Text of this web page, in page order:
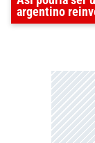
argentino